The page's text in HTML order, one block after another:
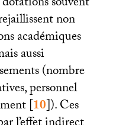
non
académiques
aussi
(nombre
personnel
[10]). Ces